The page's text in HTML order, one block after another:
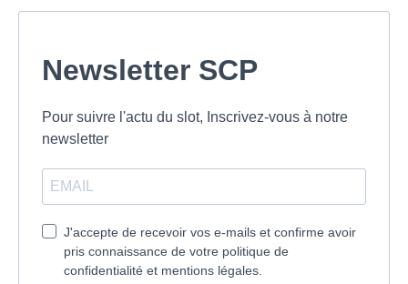
Newsletter SCP
Pour suivre l'actu du slot, Inscrivez-vous à notre
newsletter
J'accepte de recevoir vos e-mails et confirme avoir
pris connaissance de votre politique de
confidentialité et mentions légales.